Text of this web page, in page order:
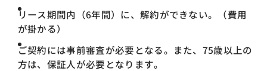
リース期間内（6年間）に、解約ができない。（費用
が掛かる）
ご契約には事前審査が必要となる。また、75歳以上の
方は、保証人が必要となります。